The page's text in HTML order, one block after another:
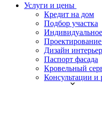
Услуги и цены
Кредит на дом
Подбор участка
Дизайн
Паспорт фасада
Кровельный
Консультации и